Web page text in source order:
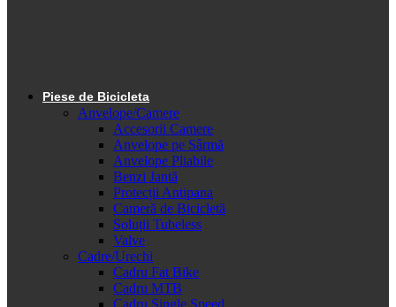
Piese de Bicicleta
Anvelope/Camere
Accesorii Camere
Anvelope pe Sârmă
Anvelope Pliabile
Benzi Jantă
Protecții Antipana
Cameră de Bicicletă
Soluții Tubeless
Valve
Cadre/Urechi
Cadru Fat Bike
Cadru MTB
Cadru Single Speed